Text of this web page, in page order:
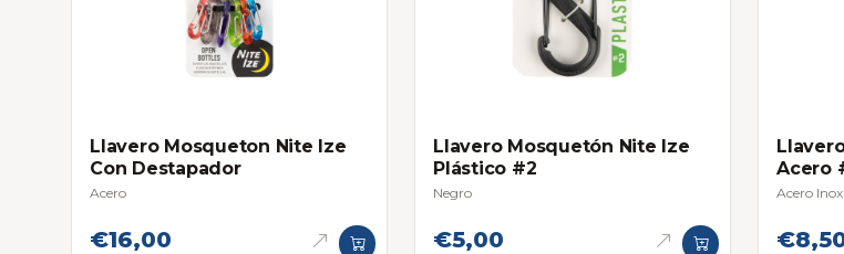
Llavero Mosqueton Nite Ize
Con Destapador
Acero
€16,00
Llavero Mosquetón Nite Ize
Plástico #2
Negro
€5,00
Acero
Acero Inox